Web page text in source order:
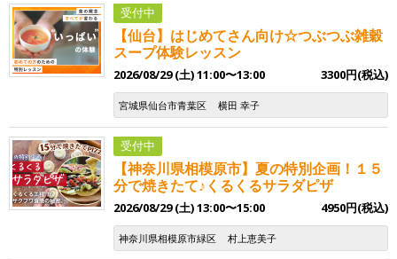
受付中
【仙台】はじめてさん向け☆つぶつぶ雑穀
スープ体験レッスン
2026/08/29 (土) 11:00〜13:00 3300円(税込)
宮城県仙台市青葉区 横田 幸子
受付中
【神奈川県相模原市】夏の特別企画！１５
分で焼きたて♪くるくるサラダピザ
2026/08/29 (土) 13:00〜15:00 4950円(税込)
神奈川県相模原市緑区 村上恵美子